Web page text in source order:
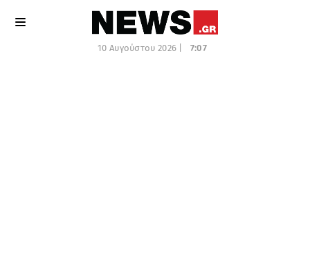
10 Αυγούστου 2026 | 7:07